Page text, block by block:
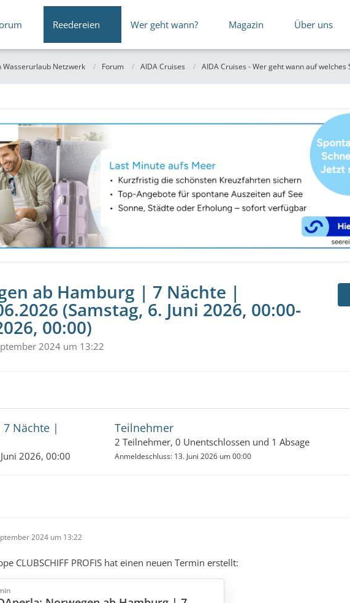
Reedereien Wer geht wann? Magazin Über uns
Wasserurlaub Netzwerk Forum AIDA Cruises AIDA Cruises - Wer geht wann auf welches
ab Hamburg | 7 Nächte |
(Samstag, 6. Juni 2026, 00:00-
00:00)
2024 um 13:22
Nächte |
2026, 00:00
Teilnehmer
2 Teilnehmer, 0 Unentschlossen und 1 Absage
Anmeldeschluss: 13. Juni 2026 um 00:00
2024 um 13:22
CLUBSCHIFF PROFIS hat einen neuen Termin erstellt: